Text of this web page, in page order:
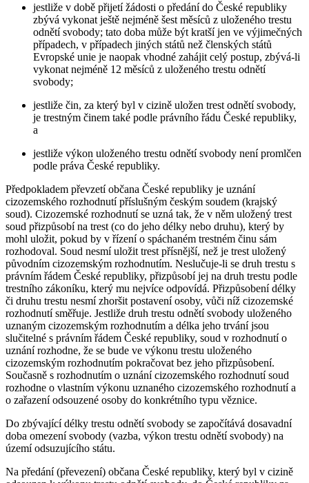
jestliže v době přijetí žádosti o předání do České republiky
zbývá vykonat ještě nejméně šest měsíců z uloženého trestu
odnětí svobody; tato doba může být kratší jen ve výjimečných
případech, v případech jiných států než členských států
Evropské unie je naopak vhodné zahájit celý postup, zbývá-li
vykonat nejméně 12 měsíců z uloženého trestu odnětí
svobody;
jestliže čin, za který byl v cizině uložen trest odnětí svobody,
je trestným činem také podle právního řádu České republiky,
a
jestliže výkon uloženého trestu odnětí svobody není promlčen
podle práva České republiky.
Předpokladem převzetí občana České republiky je uznání
cizozemského rozhodnutí příslušným českým soudem (krajský
soud). Cizozemské rozhodnutí se uzná tak, že v něm uložený trest
soud přizpůsobí na trest (co do jeho délky nebo druhu), který by
mohl uložit, pokud by v řízení o spáchaném trestném činu sám
rozhodoval. Soud nesmí uložit trest přísnější, než je trest uložený
původním cizozemským rozhodnutím. Neslučuje-li se druh trestu s
právním řádem České republiky, přizpůsobí jej na druh trestu podle
trestního zákoníku, který mu nejvíce odpovídá. Přizpůsobení délky
či druhu trestu nesmí zhoršit postavení osoby, vůči níž cizozemské
rozhodnutí směřuje. Jestliže druh trestu odnětí svobody uloženého
uznaným cizozemským rozhodnutím a délka jeho trvání jsou
slučitelné s právním řádem České republiky, soud v rozhodnutí o
uznání rozhodne, že se bude ve výkonu trestu uloženého
cizozemským rozhodnutím pokračovat bez jeho přizpůsobení.
Současně s rozhodnutím o uznání cizozemského rozhodnutí soud
rozhodne o vlastním výkonu uznaného cizozemského rozhodnutí a
o zařazení odsouzené osoby do konkrétního typu věznice.
Do zbývající délky trestu odnětí svobody se započítává dosavadní
doba omezení svobody (vazba, výkon trestu odnětí svobody) na
území odsuzujícího státu.
Na předání (převezení) občana České republiky, který byl v cizině